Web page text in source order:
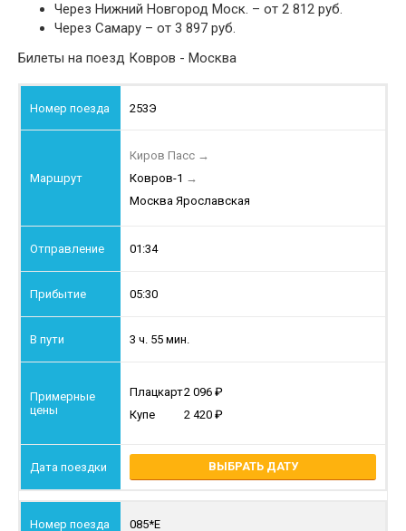
Через Нижний Новгород Моск. – от 2 812 руб.
Через Самару – от 3 897 руб.
Билеты на поезд Ковров - Москва
253Э
Киров Пасс →
Ковров-1 →
Москва Ярославская
01:34
05:30
3 ч. 55 мин.
Плацкарт2 096
Купе
2 420
ВЫБРАТЬ ДАТУ
085*Е